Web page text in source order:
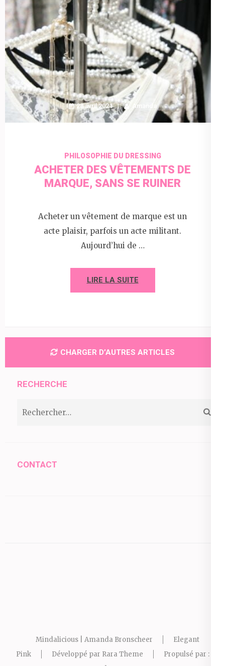
28 avril 2021 Amanda
PHILOSOPHIE DU DRESSING
ACHETER DES VÊTEMENTS DE
MARQUE, SANS SE RUINER
Acheter un vêtement de marque est un
acte plaisir, parfois un acte militant.
Aujourd’hui de …
LIRE LA SUITE
CHARGER D’AUTRES ARTICLES
RECHERCHE
CONTACT
Mindalicious | Amanda Bronscheer
Elegant
Pink
Développé par Rara Theme
Propulsé par :